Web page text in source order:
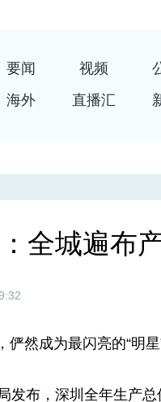
要闻 视频
海外
直播汇
全城遍布
成为最闪亮的“明星”
布，深圳全年生产总